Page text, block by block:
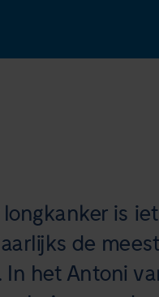
is
de
In het Antoni